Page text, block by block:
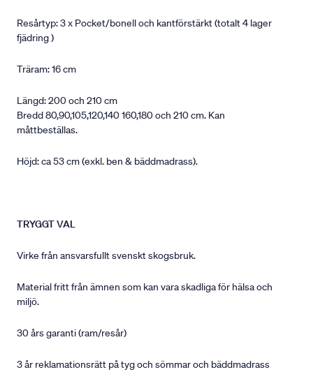
Resårtyp: 3 x Pocket/bonell och kantförstärkt (totalt 4 lager
fjädring )
Träram: 16 cm
Längd: 200 och 210 cm
Bredd 80,90,105,120,140 160,180 och 210 cm. Kan
måttbeställas.
Höjd: ca 53 cm (exkl. ben & bäddmadrass).
TRYGGT VAL
Virke från ansvarsfullt svenskt skogsbruk.
Material fritt från ämnen som kan vara skadliga för hälsa och
miljö.
30 års garanti (ram/resår)
3 år reklamationsrätt på tyg och sömmar och bäddmadrass